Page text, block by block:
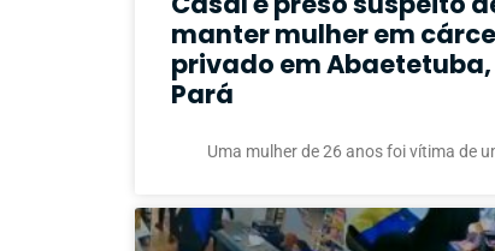
manter mulher em
privado em Abaetetuba,
Pará
Uma mulher de 26 anos foi vítima de